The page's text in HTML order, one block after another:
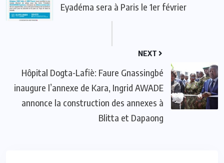
Eyadéma sera à Paris le 1er février
NEXT
Hôpital Dogta-Lafiè: Faure Gnassingbé
inaugure l’annexe de Kara, Ingrid AWADE
annonce la construction des annexes à
Blitta et Dapaong